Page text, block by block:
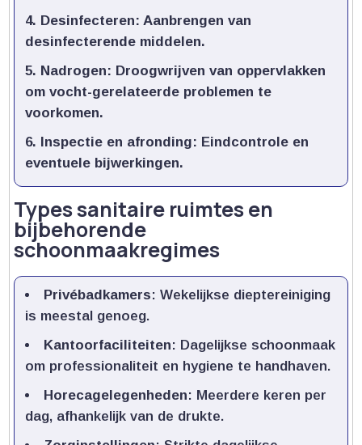
Desinfecteren: Aanbrengen van
desinfecterende middelen.​
Nadrogen: Droogwrijven van oppervlakken
om vocht-gerelateerde problemen te
voorkomen.​
Inspectie en afronding: Eindcontrole en
eventuele bijwerkingen.​
Types sanitaire ruimtes en
bijbehorende
schoonmaakregimes
Privébadkamers: Wekelijkse dieptereiniging
is meestal genoeg.​
Kantoorfaciliteiten: Dagelijkse schoonmaak
om professionaliteit en hygiene te handhaven.​
Horecagelegenheden: Meerdere keren per
dag, afhankelijk van de drukte.​